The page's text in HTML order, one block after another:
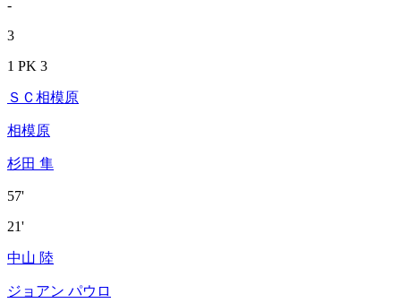
-
3
1 PK 3
ＳＣ相模原
相模原
杉田 隼
57'
21'
中山 陸
ジョアン パウロ